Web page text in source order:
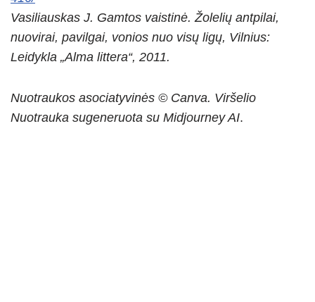
Vasiliauskas J. Gamtos vaistinė. Žolelių antpilai,
nuovirai, pavilgai, vonios nuo visų ligų, Vilnius:
Leidykla „Alma littera“, 2011.
Nuotraukos asociatyvinės © Canva. Viršelio
Nuotrauka sugeneruota su Midjourney AI.